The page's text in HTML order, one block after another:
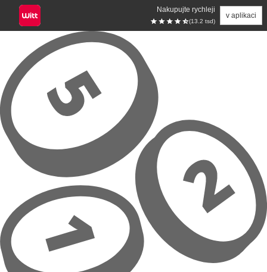
Nakupujte rychleji
(13.2 tsd)
v aplikaci
Přeskočit na hlavní obsah